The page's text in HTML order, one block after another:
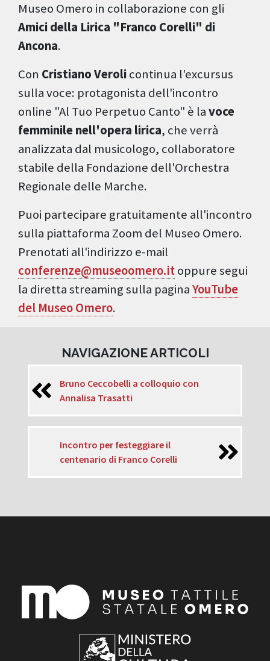
Museo Omero in collaborazione con gli
Amici della Lirica "Franco Corelli" di
Ancona.
Con Cristiano Verolicontinua l'excursus
sulla voce: protagonista dell'incontro
online "Al Tuo Perpetuo Canto" è lavoce
femminile nell'opera lirica, che verrà
analizzata dal musicologo, collaboratore
stabile della Fondazione dell'Orchestra
Regionale delle Marche.
Puoi partecipare gratuitamente all'incontro
sulla piattaforma Zoom del Museo Omero.
Prenotati all'indirizzo e-mail
conferenze@museoomero.itoppure segui
la diretta streaming sulla paginaYouTube
del Museo Omero.
NAVIGAZIONE ARTICOLI
Bruno Ceccobelli a colloquio con
Annalisa Trasatti
Incontro per festeggiare il
centenario di Franco Corelli